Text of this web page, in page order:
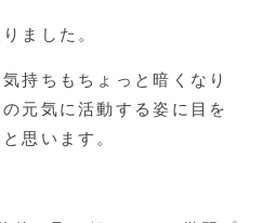
ました。
持ちもちょっと暗くなり
元気に活動する姿に目を
思います。